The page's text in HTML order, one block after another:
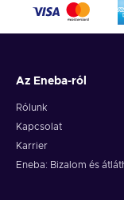
Az Eneba-ról
Rólunk
Kapcsolat
Karrier
Eneba: Bizalom és